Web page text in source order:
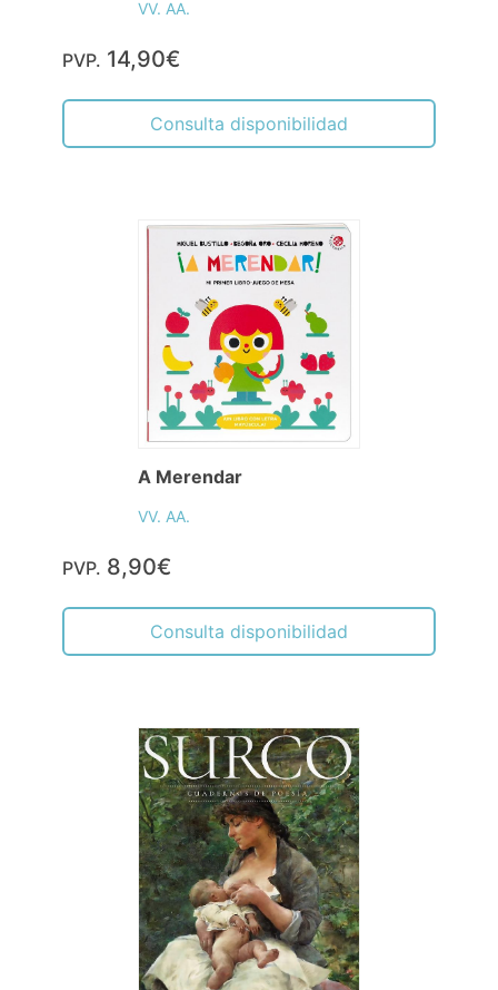
VV. AA.
PVP. 14,90€
Consulta disponibilidad
A Merendar
VV. AA.
PVP. 8,90€
Consulta disponibilidad